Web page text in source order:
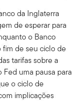
da Inglaterra
de esperar para
o Banco
de seu ciclo de
tarifas sobre a
uma pausa para
o ciclo de
implicações